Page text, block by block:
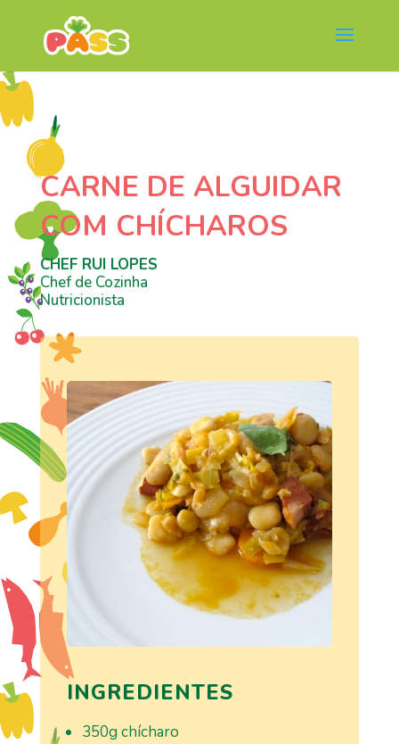
CARNE DE ALGUIDAR
COM CHÍCHAROS
CHEF RUI LOPES
Chef de Cozinha
Nutricionista
INGREDIENTES
350g chícharo